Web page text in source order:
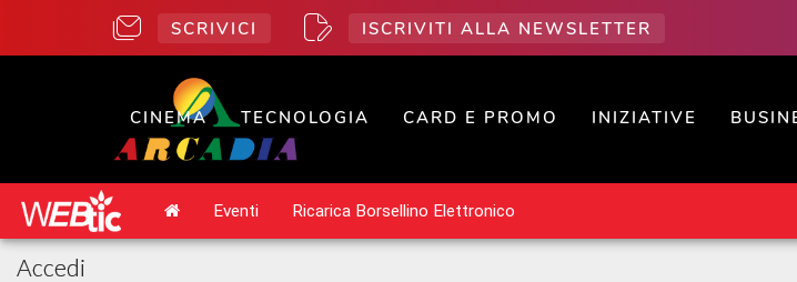
SCRIVICI ISCRIVITI ALLA NEWSLETTER
CINEMA TECNOLOGIA CARD E PROMO INIZIATIVE